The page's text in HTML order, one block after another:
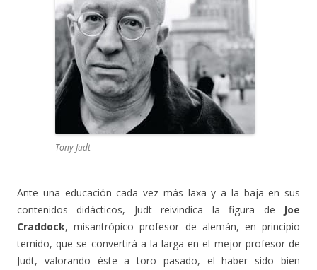
Tony Judt
Ante una educación cada vez más laxa y a la baja en sus
contenidos didácticos, Judt reivindica la figura de
Joe
Craddock, misantrópico profesor de alemán, en principio
temido, que se convertirá a la larga en el mejor profesor de
Judt, valorando éste a toro pasado, el haber sido bien